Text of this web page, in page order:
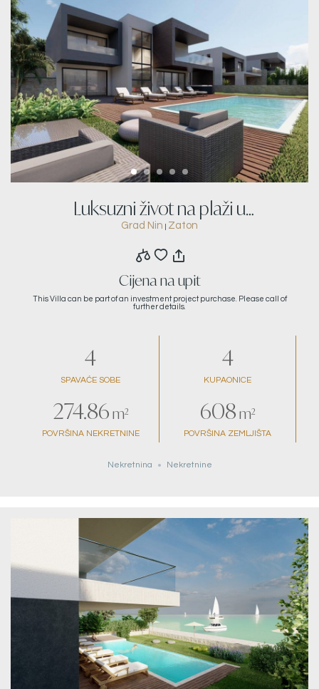
Luksuzni život na plaži u
Grad Nin Zaton
Cijena na upit
This Villa can be part of an investment project purchase. Please call of
further details.
4
SPAVAĆE SOBE
4
KUPAONICE
274.86 m²
POVRŠINA NEKRETNINE
608 m²
POVRŠINA ZEMLJIŠTA
Nekretnina Nekretnine